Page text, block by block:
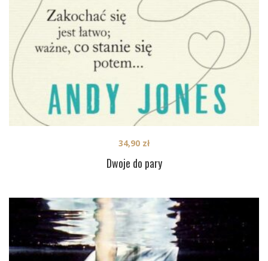
Dwoje do pary
34,90 zł